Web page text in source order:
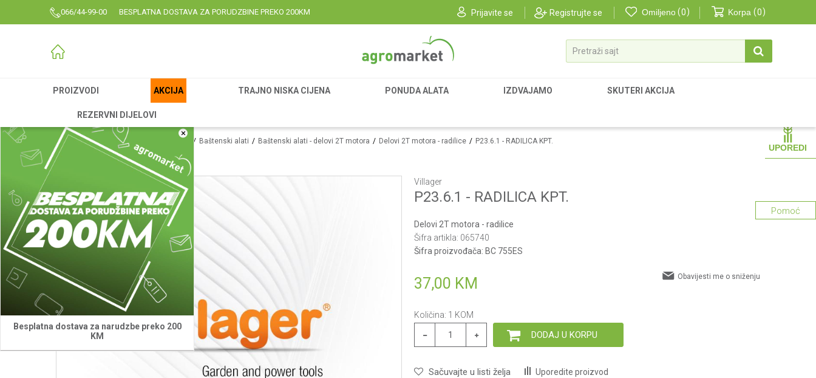
066/44-99-00 BESPLATNA DOSTAVA ZA PORUDZBINE PREKO 200KM Prijavite se Registrujte se Omiljeno 0 Korpa 0
Pretraži sajt
PROIZVODI AKCIJA TRAJNO NISKA CIJENA PONUDA ALATA IZDVAJAMO SKUTERI AKCIJA
REZERVNI DIJELOVI
×
Besplatna dostava za narudzbe preko 200
KM
UPOREDI
Agromarket Proizvodi Baštenski alati Baštenski alati - delovi 2T motora Delovi 2T motora - radilice P23.6.1 - RADILICA KPT.
Villager
P23.6.1 - RADILICA KPT.
Delovi 2T motora - radilice
Šifra artikla: 065740
Šifra proizvođača: BC 755ES
37,00 KM Obavijesti me o sniženju
Količina: 1 KOM
DODAJ U KORPU
Sačuvajte u listi želja Uporedite proizvod
Pomoć